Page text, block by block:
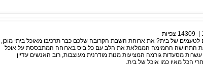
14309 צפיות
לטעמים של בית? את ארוחת השבת הקרובה שלכם כבר תרכיבו מאוכל ביתי מוכן,
התחושה החמימה הממלאת את הלב עם כל ביס בארוחה המתבססת על אוכל
מסעדות גורמה המציעות מנות מודרנית מעוצבות, רוב האנשים עדיין
הכל מאין כמו אוכל של בית.